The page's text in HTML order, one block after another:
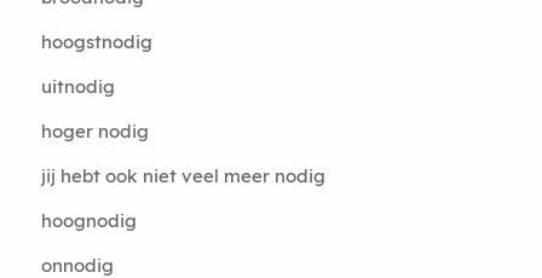
hoogstnodig
uitnodig
hoger nodig
jij hebt ook niet veel meer nodig
hoognodig
onnodig